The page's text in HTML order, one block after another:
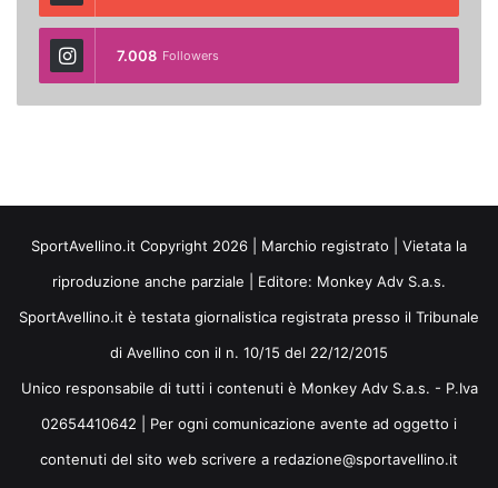
7.008 Followers
SportAvellino.it Copyright 2026 | Marchio registrato | Vietata la
riproduzione anche parziale | Editore: Monkey Adv S.a.s.
SportAvellino.it è testata giornalistica registrata presso il Tribunale
di Avellino con il n. 10/15 del 22/12/2015
Unico responsabile di tutti i contenuti è Monkey Adv S.a.s. - P.Iva
02654410642 | Per ogni comunicazione avente ad oggetto i
contenuti del sito web scrivere a redazione@sportavellino.it